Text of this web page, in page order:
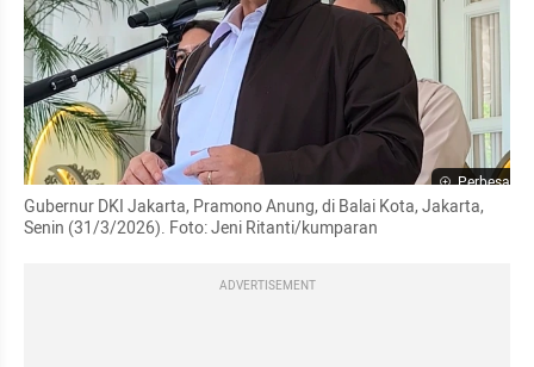
Perbesar
Gubernur DKI Jakarta, Pramono Anung, di Balai Kota, Jakarta,
Senin (31/3/2026). Foto: Jeni Ritanti/kumparan
ADVERTISEMENT